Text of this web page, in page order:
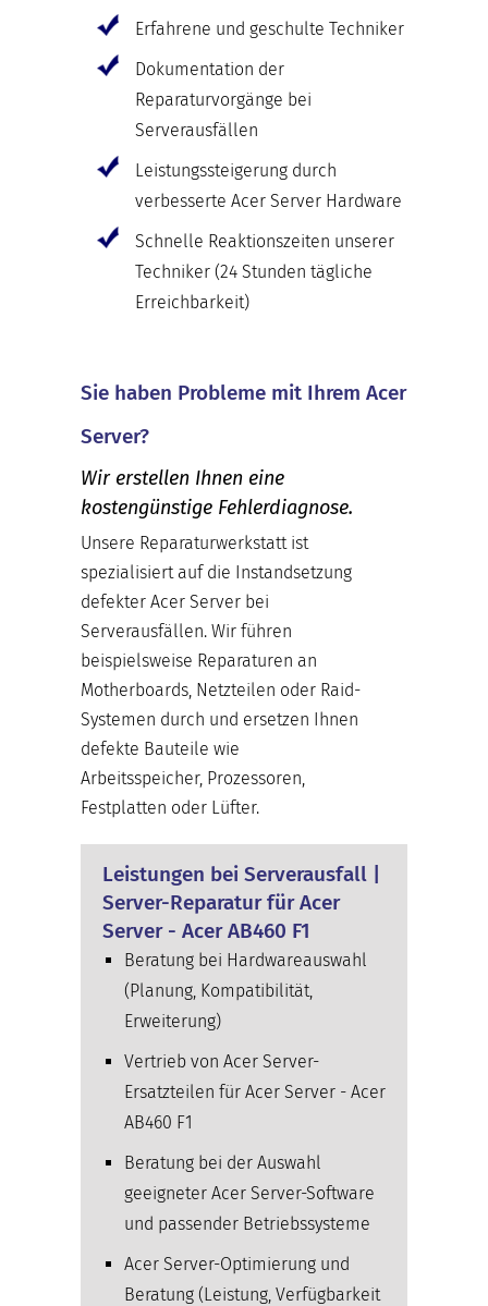
Erfahrene und geschulte Techniker
Dokumentation der
Reparaturvorgänge bei
Serverausfällen
Leistungssteigerung durch
verbesserte Acer Server Hardware
Schnelle Reaktionszeiten unserer
Techniker (24 Stunden tägliche
Erreichbarkeit)
Sie haben Probleme mit Ihrem Acer
Server?
Wir erstellen Ihnen eine
kostengünstige Fehlerdiagnose.
Unsere Reparaturwerkstatt ist
spezialisiert auf die Instandsetzung
defekter Acer Server bei
Serverausfällen. Wir führen
beispielsweise Reparaturen an
Motherboards, Netzteilen oder Raid-
Systemen durch und ersetzen Ihnen
defekte Bauteile wie
Arbeitsspeicher, Prozessoren,
Festplatten oder Lüfter.
Leistungen bei Serverausfall |
Server-Reparatur für Acer
Server - Acer AB460 F1
Beratung bei Hardwareauswahl
(Planung, Kompatibilität,
Erweiterung)
Vertrieb von Acer Server-
Ersatzteilen für Acer Server - Acer
AB460 F1
Beratung bei der Auswahl
geeigneter Acer Server-Software
und passender Betriebssysteme
Acer Server-Optimierung und
Beratung (Leistung, Verfügbarkeit